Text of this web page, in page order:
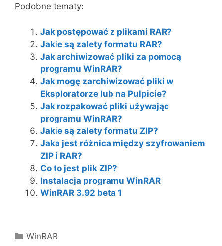
Podobne tematy:
Jak postępować z plikami RAR?
Jakie są zalety formatu RAR?
Jak archiwizować pliki za pomocą
programu WinRAR?
Jak mogę zarchiwizować pliki w
Eksploratorze lub na Pulpicie?
Jak rozpakować pliki używając
programu WinRAR?
Jakie są zalety formatu ZIP?
Jaka jest różnica między szyfrowaniem
ZIP i RAR?
Co to jest plik ZIP?
Instalacja programu WinRAR
WinRAR 3.92 beta 1
Kategorie
WinRAR